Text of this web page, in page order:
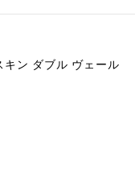
キン ダブル ヴェール